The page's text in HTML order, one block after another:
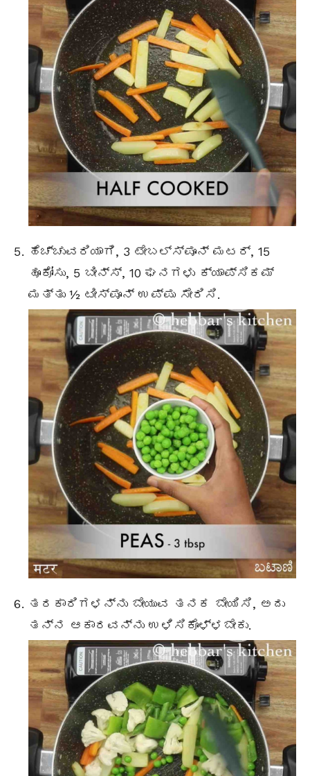
ಹೆಚ್ಚುವರಿಯಾಗಿ, 3 ಟೇಬಲ್ಸ್ಪೂನ್ ಮಟರ್, 15
ಹೂಕೋಸು, 5 ಬೀನ್ಸ್, 10 ಘನಗಳು ಕ್ಯಾಪ್ಸಿಕಮ್
ಮತ್ತು ½ ಟೀಸ್ಪೂನ್ ಉಪ್ಪು ಸೇರಿಸಿ.
ತರಕಾರಿಗಳನ್ನು ಬೇಯುವ ತನಕ ಬೇಯಿಸಿ, ಅದು
ತನ್ನ ಆಕಾರವನ್ನು ಉಳಿಸಿಕೊಳ್ಳಬೇಕು.